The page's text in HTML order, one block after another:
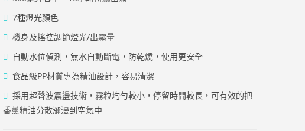
7種燈光顏色
機身及搖控調節燈光/出霧量
自動水位偵測，無水自動斷電，防乾燒，使用更安全
食品級PP材質專為精油設計，容易清潔
採用超聲波震盪技術，霧粒均勻較小，停留時間較長，可有效的把
香薰精油分散瀰漫到空氣中